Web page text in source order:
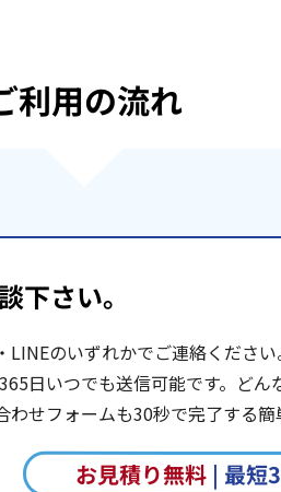
利用の流れ
下さい。
LINEのいずれかでご連絡くださ
日いつでも送信可能です。ど
せフォームも30秒で完了する簡
お見積り無料| 最短